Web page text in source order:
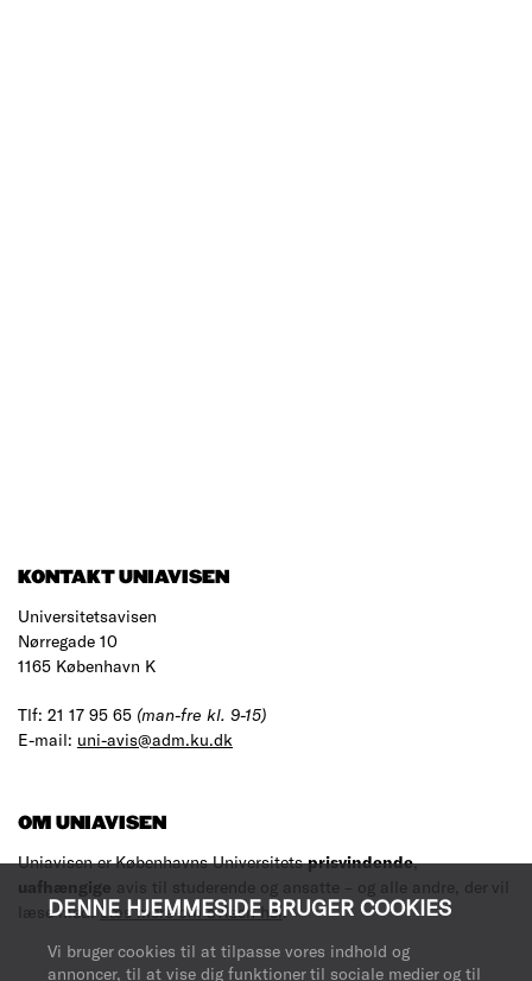
DENNE HJEMMESIDE BRUGER COOKIES
Vi bruger cookies til at tilpasse vores indhold og
annoncer, til at vise dig funktioner til sociale medier og til
KONTAKT UNIAVISEN
Universitetsavisen
Nørregade 10
1165 København K
Tlf: 21 17 95 65 (man-fre kl. 9-15)
E-mail: uni-avis@adm.ku.dk
OM UNIAVISEN
Uniavisen er Københavns Universitetsprisvindende,
uafhængige avis til studerende og ansatte – og alle andre, der vil
læse med.Læs mere om avisen her.